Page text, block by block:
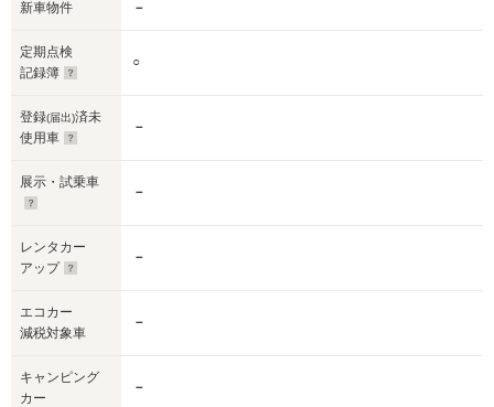
新車物件 －
定期点検
記録簿
○
登録(届出)済未
使用車
－
展示・試乗車
－
レンタカー
アップ
－
エコカー
減税対象車
－
キャンピング
カー
－